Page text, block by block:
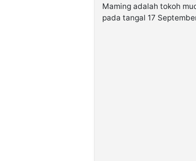
Maming adalah tokoh
pada tangal 17